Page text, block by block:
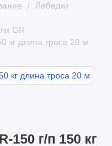
Лебедки
GR
кг длина троса 20 м
150 г/п 150 кг